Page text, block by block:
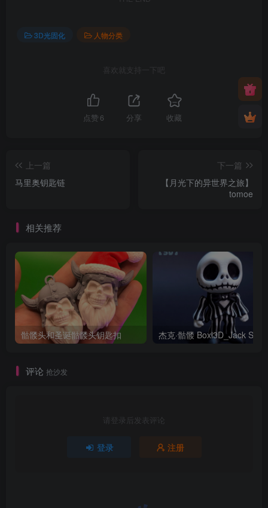
3D光固化 人物分类
喜欢就支持一下吧
点赞 6 分享 收藏
上一篇
马里奥钥匙链
下一篇
【月光下的异世界之旅】
tomoe
相关推荐
骷髅头和圣诞骷髅头钥匙扣
评论 抢沙发
请登录后发表评论
登录 注册